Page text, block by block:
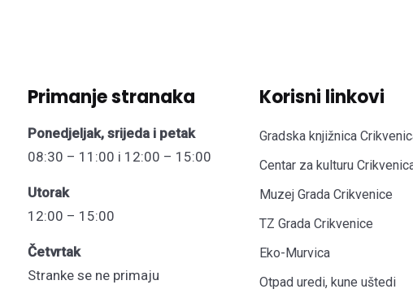
Primanje stranaka
Ponedjeljak, srijeda i petak
08:30 – 11:00 i 12:00 – 15:00
Utorak
12:00 – 15:00
Četvrtak
Stranke se ne primaju
Korisni linkovi
Gradska knjižnica
Centar za kulturu
Muzej Grada Crikvenice
TZ Grada Crikvenice
Eko-Murvica
Otpad uredi, kune uštedi